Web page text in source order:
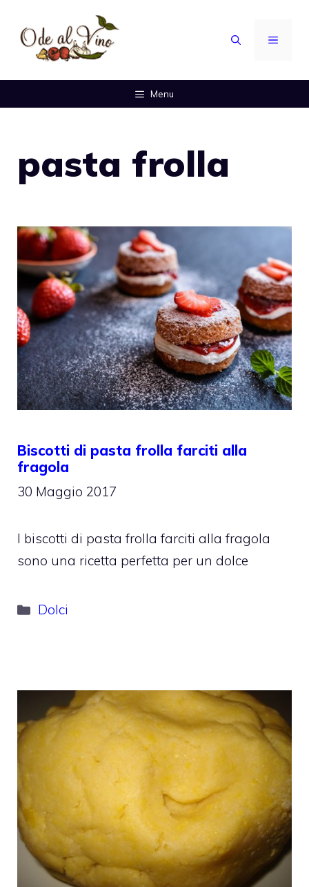
contenuto
MENU
Menu
pasta frolla
Biscotti di pasta frolla farciti alla
fragola
30 Maggio 2017
I biscotti di pasta frolla farciti alla fragola
sono una ricetta perfetta per un dolce
Categorie
Dolci